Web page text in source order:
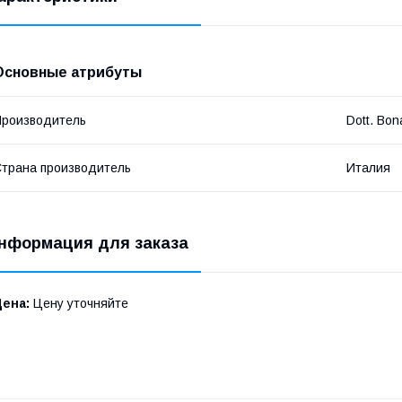
атрибуты
Dott.
производитель Италия
для заказа
Цену уточняйте